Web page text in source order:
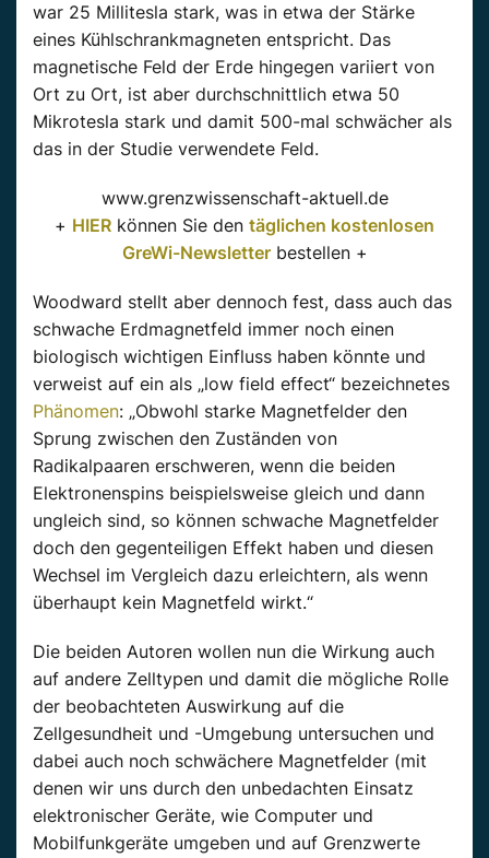
war 25 Millitesla stark, was in etwa der Stärke
eines Kühlschrankmagneten entspricht. Das
magnetische Feld der Erde hingegen variiert von
Ort zu Ort, ist aber durchschnittlich etwa 50
Mikrotesla stark und damit 500-mal schwächer als
das in der Studie verwendete Feld.
www.grenzwissenschaft-aktuell.de
+ HIER können Sie den täglichen kostenlosen
GreWi-Newsletterbestellen +
Woodward stellt aber dennoch fest, dass auch das
schwache Erdmagnetfeld immer noch einen
biologisch wichtigen Einfluss haben könnte und
verweist auf ein als „low field effect“ bezeichnetes
Phänomen: „Obwohl starke Magnetfelder den
Sprung zwischen den Zuständen von
Radikalpaaren erschweren, wenn die beiden
Elektronenspins beispielsweise gleich und dann
ungleich sind, so können schwache Magnetfelder
doch den gegenteiligen Effekt haben und diesen
Wechsel im Vergleich dazu erleichtern, als wenn
überhaupt kein Magnetfeld wirkt.“
Die beiden Autoren wollen nun die Wirkung auch
auf andere Zelltypen und damit die mögliche Rolle
der beobachteten Auswirkung auf die
Zellgesundheit und -Umgebung untersuchen und
dabei auch noch schwächere Magnetfelder (mit
denen wir uns durch den unbedachten Einsatz
elektronischer Geräte, wie Computer und
Mobilfunkgeräte umgeben und auf Grenzwerte